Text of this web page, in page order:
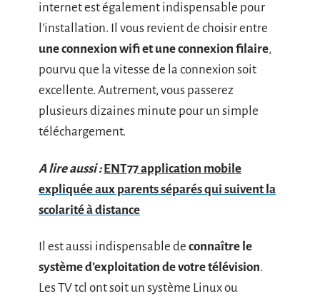
internet est également indispensable pour
l’installation. Il vous revient de choisir entre
une connexion wifi et une connexion filaire,
pourvu que la vitesse de la connexion soit
excellente. Autrement, vous passerez
plusieurs dizaines minute pour un simple
téléchargement.
A lire aussi : ENT77 application mobile
expliquée aux parents séparés qui suivent la
scolarité à distance
Il est aussi indispensable de connaître le
système d’exploitation de votre télévision.
Les TV tcl ont soit un système Linux ou